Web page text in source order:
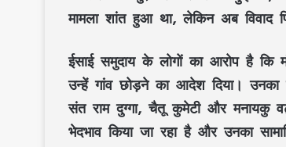
मामला शांत हुआ था, लेकिन अब
ईसाई समुदायके लोगों का आरोप है कि
उन्हें गांव छोड़ने का आदेश दिया।
संत राम दुग्गा, चैतू कुमेटी और मनायकु
भेदभावकिया जा रहा है और उनका